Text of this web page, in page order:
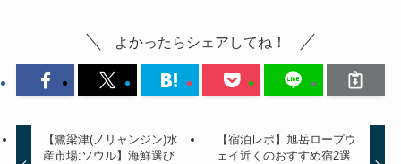
よかったらシェアしてね！
【鷺梁津(ノリャンジン)水
産市場:ソウル】海鮮選び
【宿泊レポ】旭岳ロープウ
ェイ近くのおすすめ宿2選